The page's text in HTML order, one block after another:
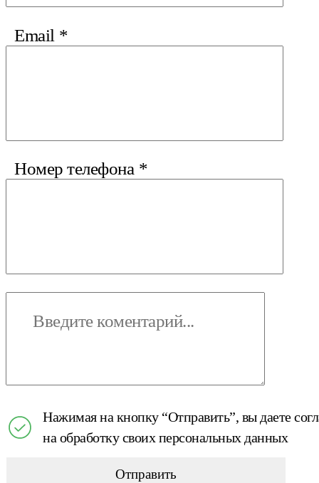
Email *
Номер телефона *
Нажимая на кнопку “Отправить”, вы даете
на обработку своих персональных данных
Отправить